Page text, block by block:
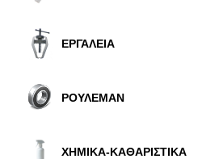
ΕΡΓΑΛΕΙΑ
ΡΟΥΛΕΜΑΝ
ΧΗΜΙΚΑ-ΚΑΘΑΡΙΣΤΙΚΑ